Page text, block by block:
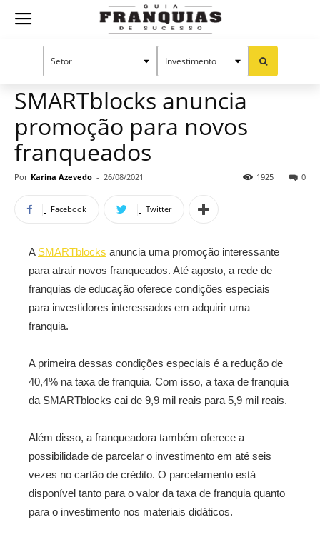
Guia
Mercado de franquias
SMARTblocks anuncia
promoção para novos
franqueados
Por Karina Azevedo - 26/08/2021 0
1925
Facebook Twitter
A SMARTblocks anuncia uma promoção interessante
para atrair novos franqueados. Até agosto, a rede de
franquias de educação oferece condições especiais
para investidores interessados em adquirir uma
franquia.
A primeira dessas condições especiais é a redução de
40,4% na taxa de franquia. Com isso, a taxa de franquia
da SMARTblocks cai de 9,9 mil reais para 5,9 mil reais.
Além disso, a franqueadora também oferece a
possibilidade de parcelar o investimento em até seis
vezes no cartão de crédito. O parcelamento está
disponível tanto para o valor da taxa de franquia quanto
para o investimento nos materiais didáticos.